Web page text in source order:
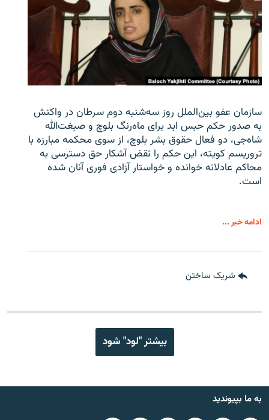
سازمان عفو بین‌الملل روز سه‌شنبه دوم سرطان در واکنش
به صدور حکم حبس ابد برای ماه‌رنگ بلوچ و صبغت‌الله
شاه‌جی، دو فعال حقوق بشر بلوچ، از سوی محکمه مبارزه با
تروریسم کویته، این حکم را نقض آشکار حق دسترسی به
محاکم عادلانه خوانده و خواستار آزادی فوری آنان شده
است.
ادامه خبر ...
شریک ساختن
بیشتر "لود" شود
به ما بپیوندید